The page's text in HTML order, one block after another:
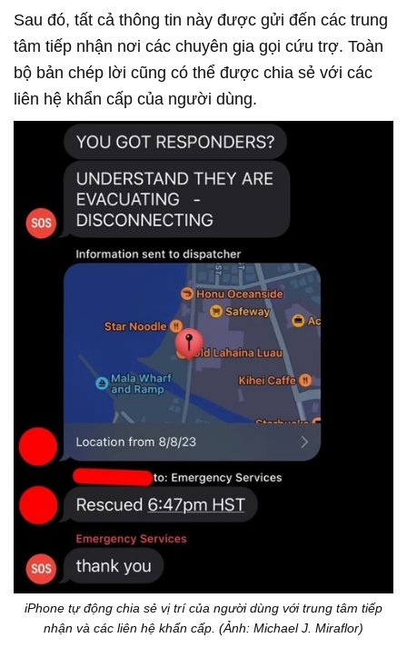
Sau đó, tất cả thông tin này được gửi đến các trung
tâm tiếp nhận nơi các chuyên gia gọi cứu trợ. Toàn
bộ bản chép lời cũng có thể được chia sẻ với các
liên hệ khẩn cấp của người dùng.
iPhone tự động chia sẻ vị trí của người dùng với trung tâm tiếp
nhận và các liên hệ khẩn cấp. (Ảnh: Michael J. Miraflor)